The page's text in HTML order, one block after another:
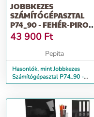
JOBBKEZES
SZÁMÍTÓGÉPASZTAL
P74_90 - FEHÉR-PIROS
FÉNYES
43 900 Ft
Pepita
Hasonlók, mint Jobbkezes
Számítógépasztal P74_90 -
fehér-piros fényes